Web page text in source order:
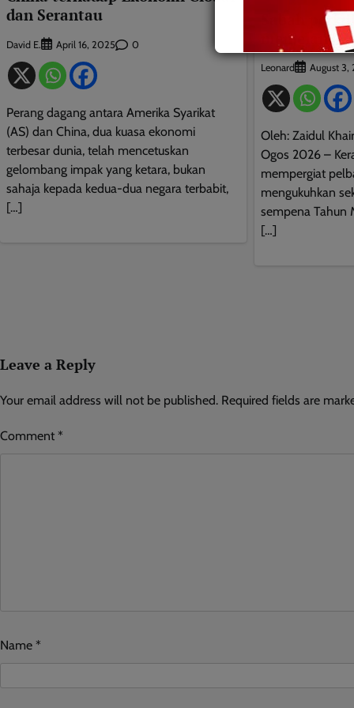
dan Serantau
David E. April 16, 2025 0
Perang dagang antara Amerika Syarikat
(AS) dan China, dua kuasa ekonomi
terbesar dunia, telah mencetuskan
gelombang impak yang ketara, bukan
sahaja kepada kedua-dua negara terbabit,
[…]
Sabah
menjelang
Leonard August 3,
Oleh: Zaidul
Ogos 2026 –
mempergiat
mengukuhkan
sempena Tahun
[…]
Leave a Reply
Your email address will not be published. Required fields are
Comment *
Name *